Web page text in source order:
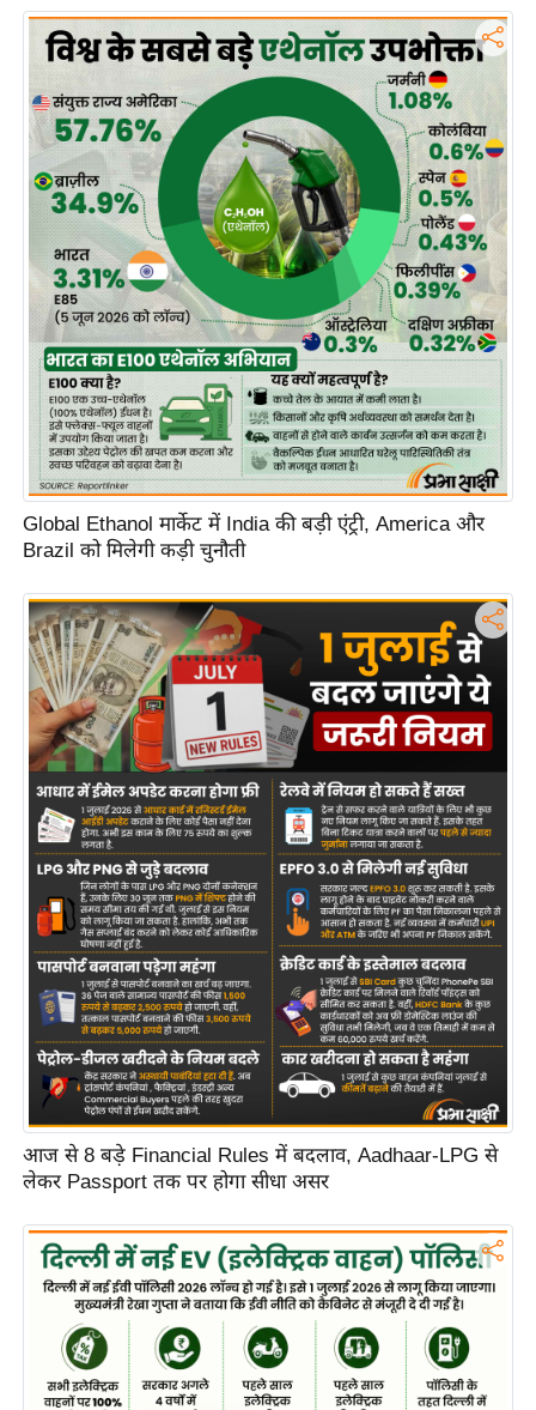
Global Ethanol मार्केट में India की बड़ी एंट्री, America और
Brazil को मिलेगी कड़ी चुनौती
आज से 8 बड़े Financial Rules में बदलाव, Aadhaar-LPG से
लेकर Passport तक पर होगा सीधा असर